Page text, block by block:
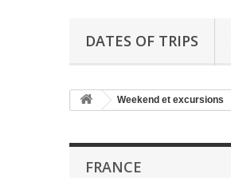
DATES OF TRIPS
Weekend et excursions
FRANCE